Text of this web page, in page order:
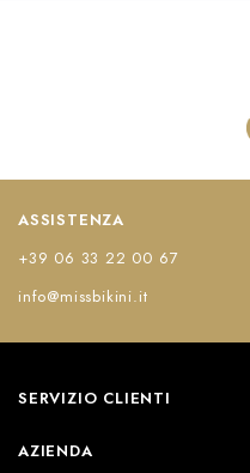
ASSISTENZA
+39 06 33 22 00 67
info@missbikini.it
SERVIZIO CLIENTI
AZIENDA